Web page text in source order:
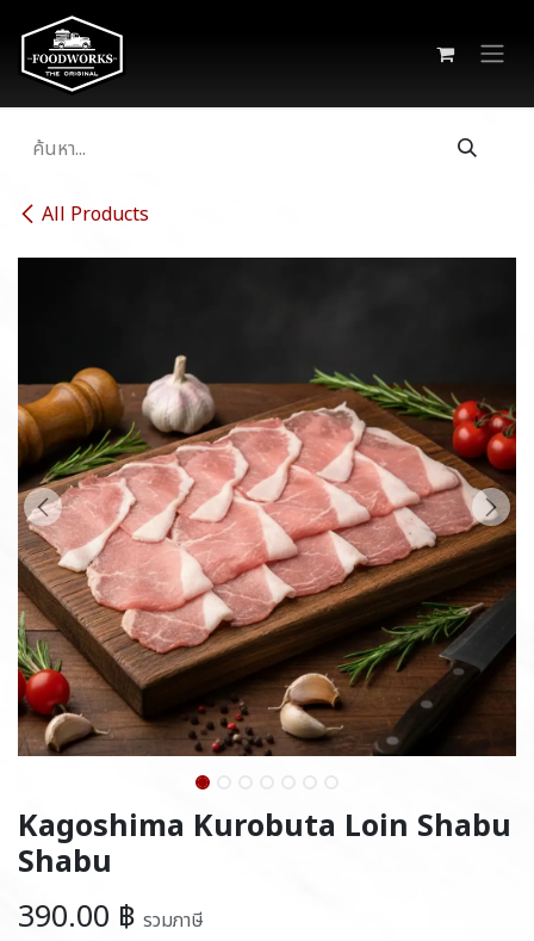
Skip to Content
All Products
Kagoshima Kurobuta Loin Shabu
Shabu
390.00 ฿ รวมภาษี